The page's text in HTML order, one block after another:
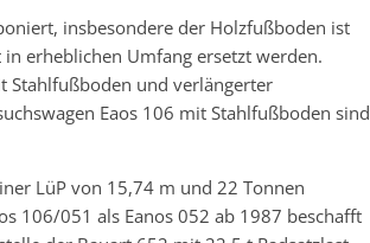
insbesondere der Holzfußboden ist
erheblichen Umfang ersetzt werden.
Stahlfußboden und verlängerter
Eaos 106 mit Stahlfußboden sind
LüP von 15,74 m und 22 Tonnen
106/051 als Eanos 052 ab 1987 beschafft